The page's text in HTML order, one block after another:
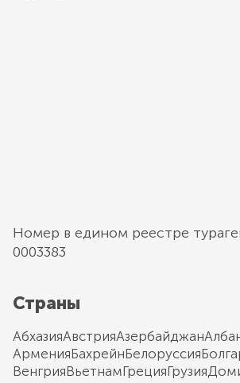
Номер в едином реестре
0003383
Страны
АбхазияАвстрияАзербайджан
АрменияБахрейнБелоруссия
ВенгрияВьетнамГрецияГрузия